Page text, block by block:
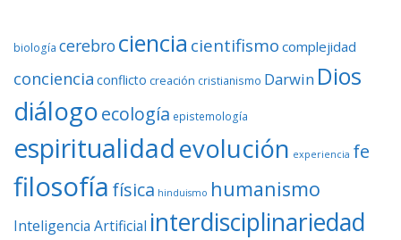
biología cerebro ciencia cientifismo complejidad
conciencia conflicto creación cristianismo Darwin Dios
diálogoecología epistemología
espiritualidadevolución experiencia fe
filosofía física hinduismo humanismo
Inteligencia Artificial interdisciplinariedad